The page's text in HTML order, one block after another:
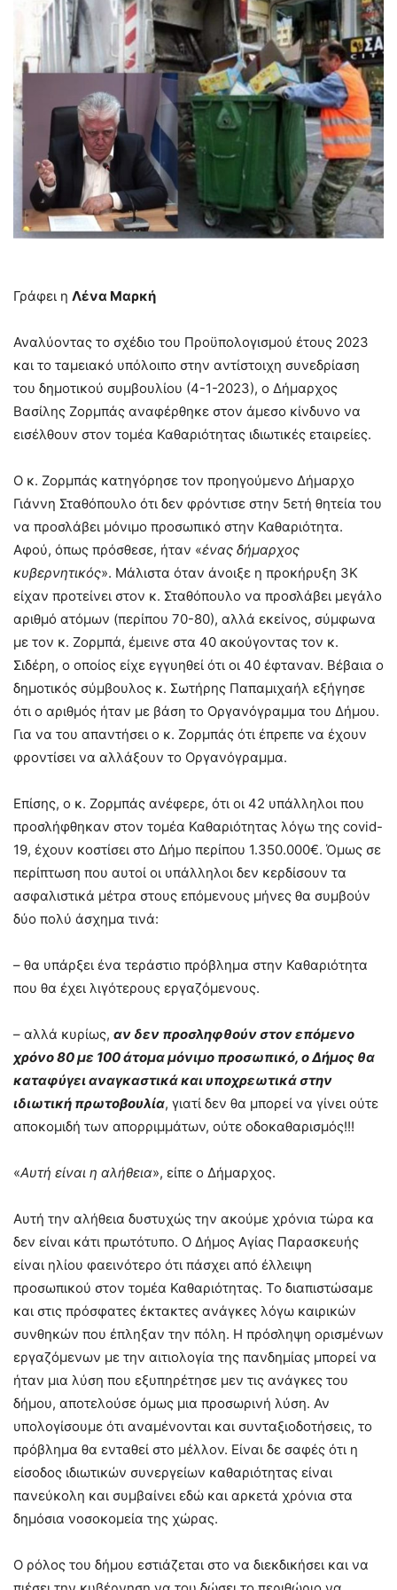
Γράφει η Λένα Μαρκή
Αναλύοντας το σχέδιο του Προϋπολογισμού έτους 2023
και το ταμειακό υπόλοιπο στην αντίστοιχη συνεδρίαση
του δημοτικού συμβουλίου (4-1-2023), ο Δήμαρχος
Βασίλης Ζορμπάς αναφέρθηκε στον άμεσο κίνδυνο να
εισέλθουν στον τομέα Καθαριότητας ιδιωτικές εταιρείες.
Ο κ. Ζορμπάς κατηγόρησε τον προηγούμενο Δήμαρχο
Γιάννη Σταθόπουλο ότι δεν φρόντισε στην 5ετή θητεία του
να προσλάβει μόνιμο προσωπικό στην Καθαριότητα.
Αφού, όπως πρόσθεσε, ήταν «ένας δήμαρχος
κυβερνητικός». Μάλιστα όταν άνοιξε η προκήρυξη 3Κ
είχαν προτείνει στον κ. Σταθόπουλο να προσλάβει μεγάλο
αριθμό ατόμων (περίπου 70-80), αλλά εκείνος, σύμφωνα
με τον κ. Ζορμπά, έμεινε στα 40 ακούγοντας τον κ.
Σιδέρη, ο οποίος είχε εγγυηθεί ότι οι 40 έφταναν. Βέβαια ο
δημοτικός σύμβουλος κ. Σωτήρης Παπαμιχαήλ εξήγησε
ότι ο αριθμός ήταν με βάση το Οργανόγραμμα του Δήμου.
Για να του απαντήσει ο κ. Ζορμπάς ότι έπρεπε να έχουν
φροντίσει να αλλάξουν το Οργανόγραμμα.
Επίσης, ο κ. Ζορμπάς ανέφερε, ότι οι 42 υπάλληλοι που
προσλήφθηκαν στον τομέα Καθαριότητας λόγω της covid-
19, έχουν κοστίσει στο Δήμο περίπου 1.350.000€. Όμως σε
περίπτωση που αυτοί οι υπάλληλοι δεν κερδίσουν τα
ασφαλιστικά μέτρα στους επόμενους μήνες θα συμβούν
δύο πολύ άσχημα τινά:
– θα υπάρξει ένα τεράστιο πρόβλημα στην Καθαριότητα
που θα έχει λιγότερους εργαζόμενους.
– αλλά κυρίως, αν δεν προσληφθούν στον επόμενο
χρόνο 80 με 100 άτομα μόνιμο προσωπικό, ο Δήμος θα
καταφύγει αναγκαστικά και υποχρεωτικά στην
ιδιωτική πρωτοβουλία, γιατί δεν θα μπορεί να γίνει ούτε
αποκομιδή των απορριμμάτων, ούτε οδοκαθαρισμός!!!
«Αυτή είναι η αλήθεια», είπε ο Δήμαρχος.
Αυτή την αλήθεια δυστυχώς την ακούμε χρόνια τώρα κα
δεν είναι κάτι πρωτότυπο. Ο Δήμος Αγίας Παρασκευής
είναι ηλίου φαεινότερο ότι πάσχει από έλλειψη
προσωπικού στον τομέα Καθαριότητας. Το διαπιστώσαμε
και στις πρόσφατες έκτακτες ανάγκες λόγω καιρικών
συνθηκών που έπληξαν την πόλη. Η πρόσληψη ορισμένων
εργαζόμενων με την αιτιολογία της πανδημίας μπορεί να
ήταν μια λύση που εξυπηρέτησε μεν τις ανάγκες του
δήμου, αποτελούσε όμως μια προσωρινή λύση. Αν
υπολογίσουμε ότι αναμένονται και συνταξιοδοτήσεις, το
πρόβλημα θα ενταθεί στο μέλλον. Είναι δε σαφές ότι η
είσοδος ιδιωτικών συνεργείων καθαριότητας είναι
πανεύκολη και συμβαίνει εδώ και αρκετά χρόνια στα
δημόσια νοσοκομεία της χώρας.
Ο ρόλος του δήμου εστιάζεται στο να διεκδικήσει και να